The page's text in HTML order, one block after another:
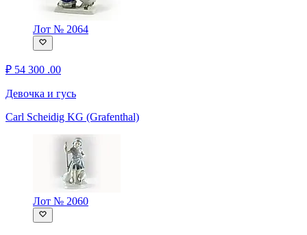
Лот № 2064
₽ 54 300 .00
Девочка и гусь
Carl Scheidig KG (Grafenthal)
Лот № 2060